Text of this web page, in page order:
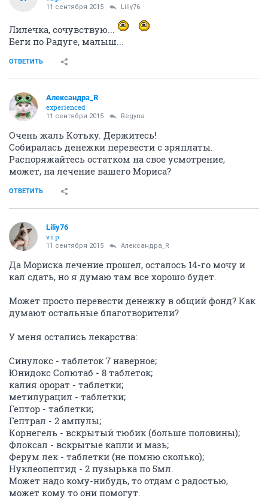
11 сентября 2015 Liliy76
Лилечка, сочувствую...
Беги по Радуге, малыш...
ОТВЕТИТЬ
Александра_R
experienced
11 сентября 2015 Regуnа
Очень жаль Котьку. Держитесь!
Собиралась денежки перевести с зряплаты.
Распоряжайтесь остатком на свое усмотрение,
может, на лечение вашего Мориса?
ОТВЕТИТЬ
Liliy76
v.i.p.
11 сентября 2015 Александра_R
Да Мориска лечение прошел, осталось 14-го мочу и
кал сдать, но я думаю там все хорошо будет.
Может просто перевести денежку в общий фонд? Как
думают остальные благотворители?
У меня остались лекарства:
Синулокс - таблеток 7 наверное;
Юнидокс Солютаб - 8 таблеток;
калия орорат - таблетки;
метилурацил - таблетки;
Гептор - таблетки;
Гептрал - 2 ампулы;
Корнегель - вскрытый тюбик (больше половины);
Флоксал - вскрытые капли и мазь;
Ферум лек - таблетки (не помню сколько);
Нуклеопептид - 2 пузырька по 5мл.
Может надо кому-нибудь, то отдам с радостью,
может кому то они помогут.